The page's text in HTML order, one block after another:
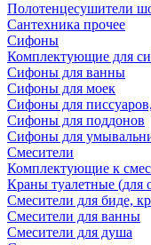
Полотенцесушители
Сантехника прочее
Сифоны
Комплектующие для
Сифоны для ванны
Сифоны для моек
Сифоны для
Сифоны для поддонов
Сифоны для
Смесители
Комплектующие к
Краны туалетные (для
Смесители для биде,
Смесители для ванны
Смесители для душа